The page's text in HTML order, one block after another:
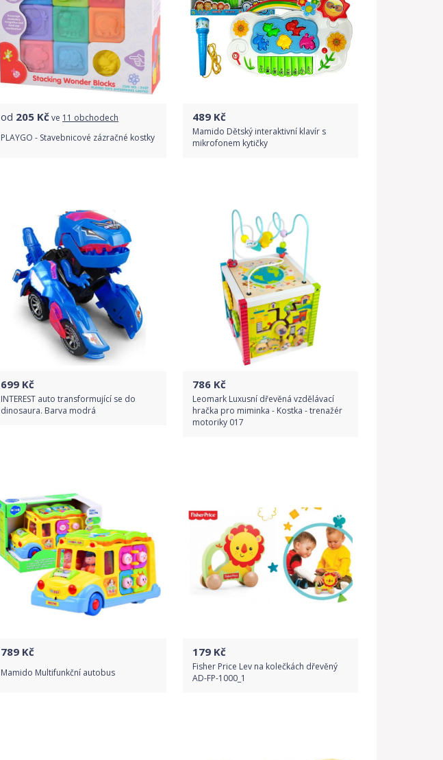
od 205 Kčve 11 obchodech
PLAYGO - Stavebnicové zázračné kostky
489 Kč
Mamido Dětský interaktivní klavír s
mikrofonem kytičky
Detail produktu
699 Kč
INTEREST auto transformující se do
dinosaura. Barva modrá
786 Kč
Leomark Luxusní dřevěná vzdělávací
hračka pro miminka - Kostka - trenažér
motoriky 017
789 Kč
Mamido Multifunkční autobus
179 Kč
Fisher Price Lev na kolečkách dřevěný
AD-FP-1000_1